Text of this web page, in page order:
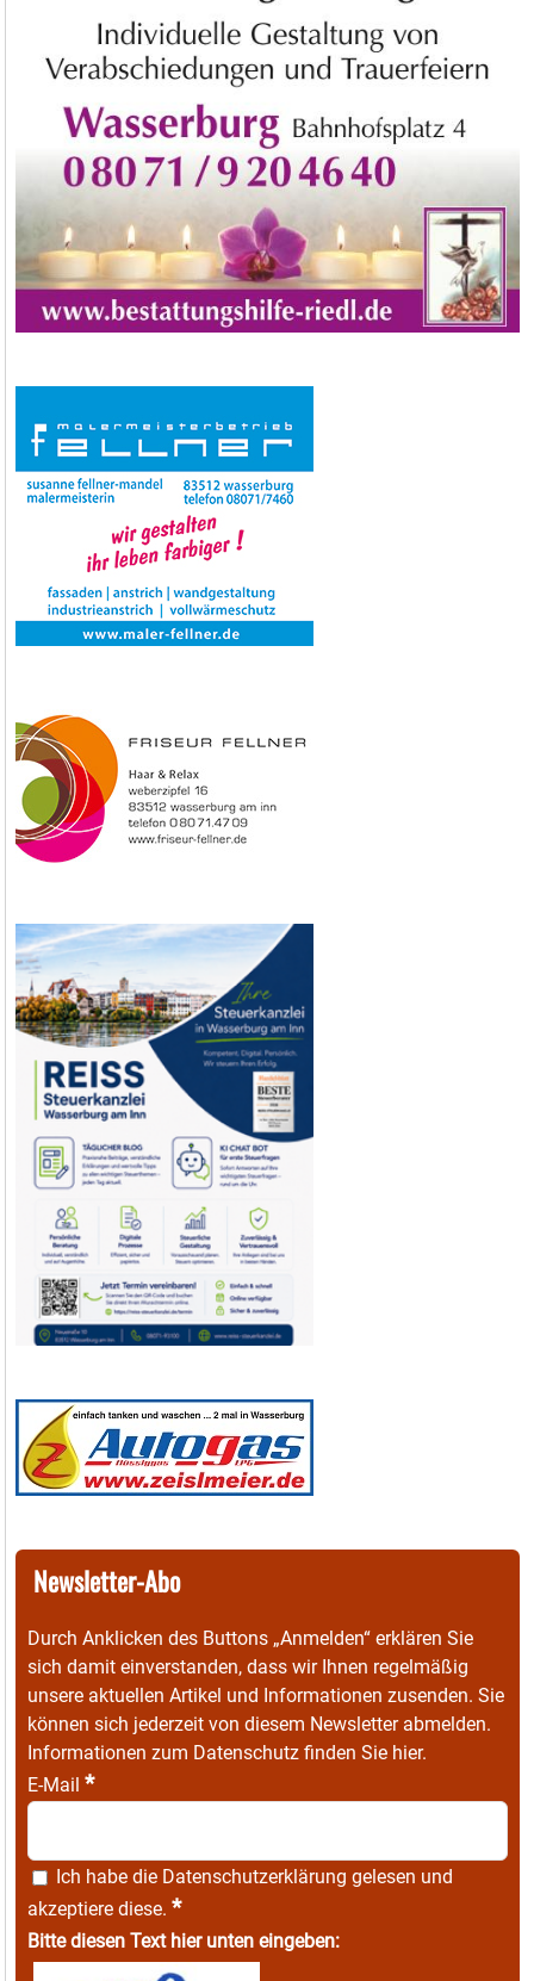
Newsletter-Abo
Durch Anklicken des Buttons „Anmelden“ erklären Sie
sich damit einverstanden, dass wir Ihnen regelmäßig
unsere aktuellen Artikel und Informationen zusenden. Sie
können sich jederzeit von diesem Newsletter abmelden.
Informationen zum Datenschutz finden Sie hier.
E-Mail *
Ich habe die Datenschutzerklärung gelesen und
akzeptiere diese. *
Bitte diesen Text hier unten eingeben: